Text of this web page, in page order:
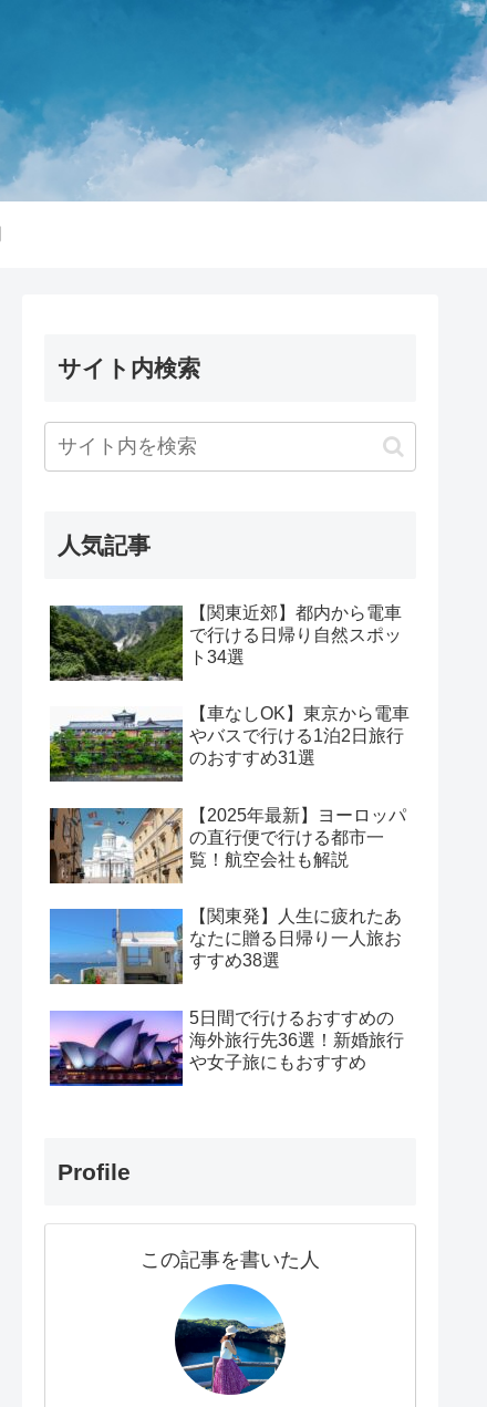
サイト内検索
人気記事
【関東近郊】都内から電車
で行ける日帰り自然スポッ
ト34選
【車なしOK】東京から電車
やバスで行ける1泊2日旅行
のおすすめ31選
【2025年最新】ヨーロッパ
の直行便で行ける都市一
覧！航空会社も解説
【関東発】人生に疲れたあ
なたに贈る日帰り一人旅お
すすめ38選
5日間で行けるおすすめの
海外旅行先36選！新婚旅行
や女子旅にもおすすめ
Profile
この記事を書いた人